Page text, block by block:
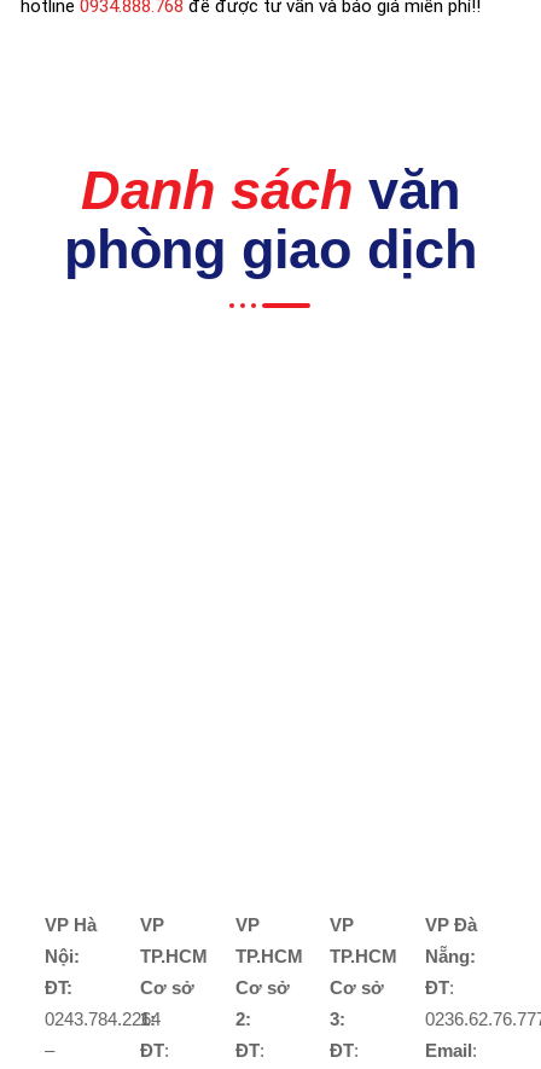
hotline 0934.888.768 để được tư vấn và báo giá miễn phí!!
Danh sách văn
phòng giao dịch
VP Hà
Nội:
ĐT:
0243.784.2264
–
VP
TP.HCM
Cơ sở
1:
ĐT:
VP
TP.HCM
Cơ sở
2:
ĐT:
VP
TP.HCM
Cơ sở
3:
ĐT:
VP Đà
Nẵng:
ĐT:
Email: